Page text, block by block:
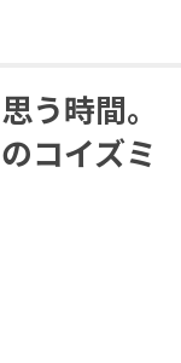
う時間。
コイズミ